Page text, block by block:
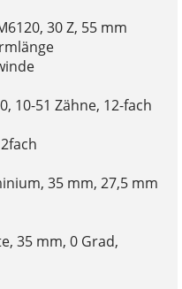
30 Z, 55 mm
10-51 Zähne, 12-fach
35 mm, 27,5 mm
35 mm, 0 Grad,